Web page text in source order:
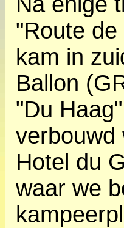
"Route
kam in
Ballon
"Du
verbouwd
Hotel du
waar we